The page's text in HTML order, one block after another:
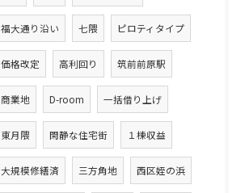
福大通り沿い 七隈 ピロティタイプ
価格改定 高利回り 筑前前原駅
商業地 D-room 一括借り上げ
東月隈 閑静な住宅街 １棟収益
大規模修繕済 三方角地 西区姪の浜